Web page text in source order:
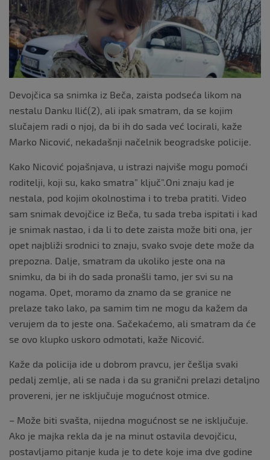
o
k
Devojčica sa snimka iz Beča, zaista podseća likom na
nestalu Danku Ilić(2), ali ipak smatram, da se kojim
slučajem radi o njoj, da bi ih do sada već locirali, kaže
Marko Nicović, nekadašnji načelnik beogradske policije.
Kako Nicović pojašnjava, u istrazi najviše mogu pomoći
roditelji, koji su, kako smatra” ključ”.Oni znaju kad je
nestala, pod kojim okolnostima i to treba pratiti. Video
sam snimak devojčice iz Beča, tu sada treba ispitati i kad
je snimak nastao, i da li to dete zaista može biti ona, jer
opet najbliži srodnici to znaju, svako svoje dete može da
prepozna. Dalje, smatram da ukoliko jeste ona na
snimku, da bi ih do sada pronašli tamo, jer svi su na
nogama. Opet, moramo da znamo da se granice ne
prelaze tako lako, pa samim tim ne mogu da kažem da
verujem da to jeste ona. Sačekaćemo, ali smatram da će
se ovo klupko uskoro odmotati, kaže Nicović.
Kaže da policija ide u dobrom pravcu, jer češlja svaki
pedalj zemlje, ali se nada i da su granični prelazi detaljno
provereni, jer ne isključuje mogućnost otmice.
– Može biti svašta, nijedna mogućnost se ne isključuje.
Ako je majka rekla da je na minut ostavila devojčicu,
postavljamo pitanje kuda je to dete koje ima dve godine